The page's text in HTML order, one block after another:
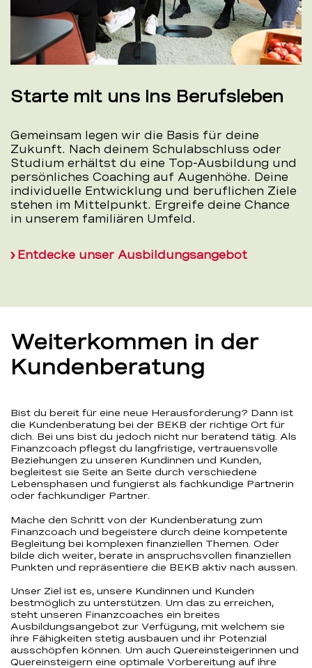
Starte mit uns ins Berufsleben
Gemeinsam legen wir die Basis für deine
Zukunft. Nach deinem Schulabschluss oder
Studium erhältst du eine Top-Ausbildung und
persönliches Coaching auf Augenhöhe. Deine
individuelle Entwicklung und beruflichen Ziele
stehen im Mittelpunkt. Ergreife deine Chance
in unserem familiären Umfeld.
Entdecke unser Ausbildungsangebot
Weiterkommen in der
Kundenberatung
Bist du bereit für eine neue Herausforderung? Dann ist
die Kundenberatung bei der BEKB der richtige Ort für
dich. Bei uns bist du jedoch nicht nur beratend tätig. Als
Finanzcoach pflegst du langfristige, vertrauensvolle
Beziehungen zu unseren Kundinnen und Kunden,
begleitest sie Seite an Seite durch verschiedene
Lebensphasen und fungierst als fachkundige Partnerin
oder fachkundiger Partner.
Mache den Schritt von der Kundenberatung zum
Finanzcoach und begeistere durch deine kompetente
Begleitung bei komplexen finanziellen Themen. Oder
bilde dich weiter, berate in anspruchsvollen finanziellen
Punkten und repräsentiere die BEKB aktiv nach aussen.
Unser Ziel ist es, unsere Kundinnen und Kunden
bestmöglich zu unterstützen. Um das zu erreichen,
steht unseren Finanzcoaches ein breites
Ausbildungsangebot zur Verfügung, mit welchem sie
ihre Fähigkeiten stetig ausbauen und ihr Potenzial
ausschöpfen können. Um auch Quereinsteigerinnen und
Quereinsteigern eine optimale Vorbereitung auf ihre